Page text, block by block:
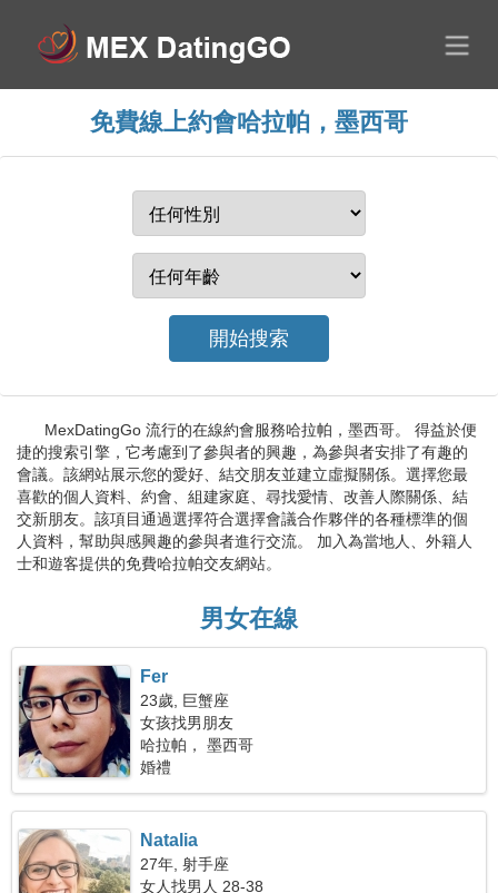
免費線上約會哈拉帕，墨西哥
MexDatingGo 流行的在線約會服務哈拉帕，墨西哥。 得益於便
捷的搜索引擎，它考慮到了參與者的興趣，為參與者安排了有趣的
會議。該網站展示您的愛好、結交朋友並建立虛擬關係。選擇您最
喜歡的個人資料、約會、組建家庭、尋找愛情、改善人際關係、結
交新朋友。該項目通過選擇符合選擇會議合作夥伴的各種標準的個
人資料，幫助與感興趣的參與者進行交流。 加入為當地人、外籍人
士和遊客提供的免費哈拉帕交友網站。
男女在線
Fer
23歲, 巨蟹座
女孩找男朋友
哈拉帕， 墨西哥
婚禮
Natalia
27年, 射手座
女人找男人 28-38